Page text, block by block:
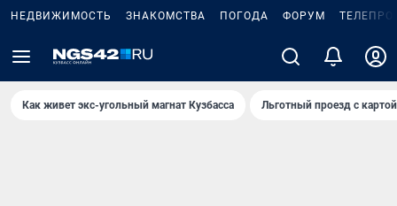
НЕДВИЖИМОСТЬ ЗНАКОМСТВА ПОГОДА ФОРУМ
Как живет экс-угольный магнат Кузбасса Льготный проезд с